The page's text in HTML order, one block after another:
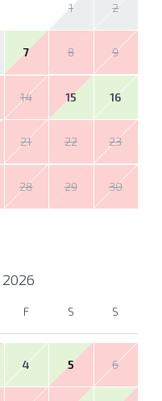
1 2
7 8 9
14 15 16
21 22 23
28 29 30
2026
F S S
4 5 6